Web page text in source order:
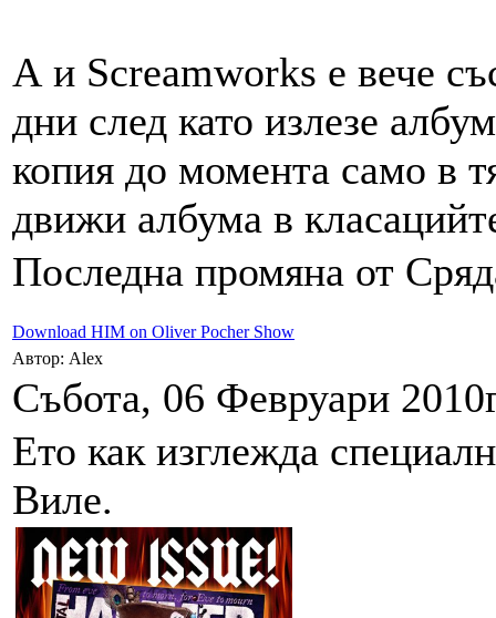
А и Screamworks е вече
дни след като излезе
копия до момента само в
движи албума в
Последна промяна от
Download HIM on Oliver Pocher Show
Автор: Alex
Събота, 06 Февруари
Ето как изглежда
Виле.